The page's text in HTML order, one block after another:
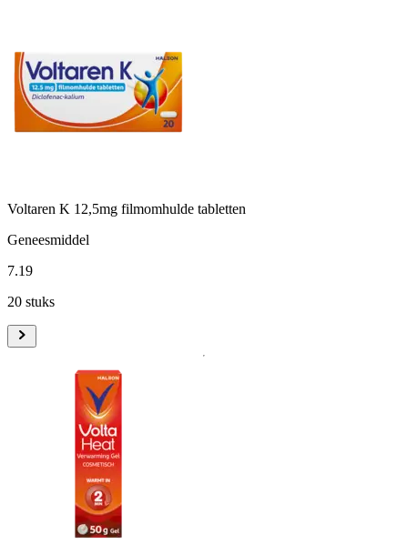
Voltaren K 12,5mg filmomhulde tabletten
Geneesmiddel
7.19
20 stuks